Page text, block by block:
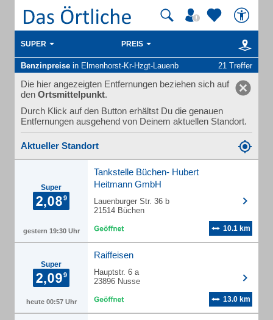
SUPER PREIS
Benzinpreise in Elmenhorst-Kr-Hzgt-Lauenb 21 Treffer
Die hier angezeigten Entfernungen beziehen sich auf
den Ortsmittelpunkt.
Durch Klick auf den Button erhältst Du die genauen
Entfernungen ausgehend von Deinem aktuellen Standort.
Aktueller Standort
Super
gestern 19:30 Uhr
Tankstelle Büchen- Hubert
Heitmann GmbH
Lauenburger Str. 36 b
21514 Büchen
10.1 km
Super
heute 00:57 Uhr
Raiffeisen
Hauptstr. 6 a
23896 Nusse
13.0 km